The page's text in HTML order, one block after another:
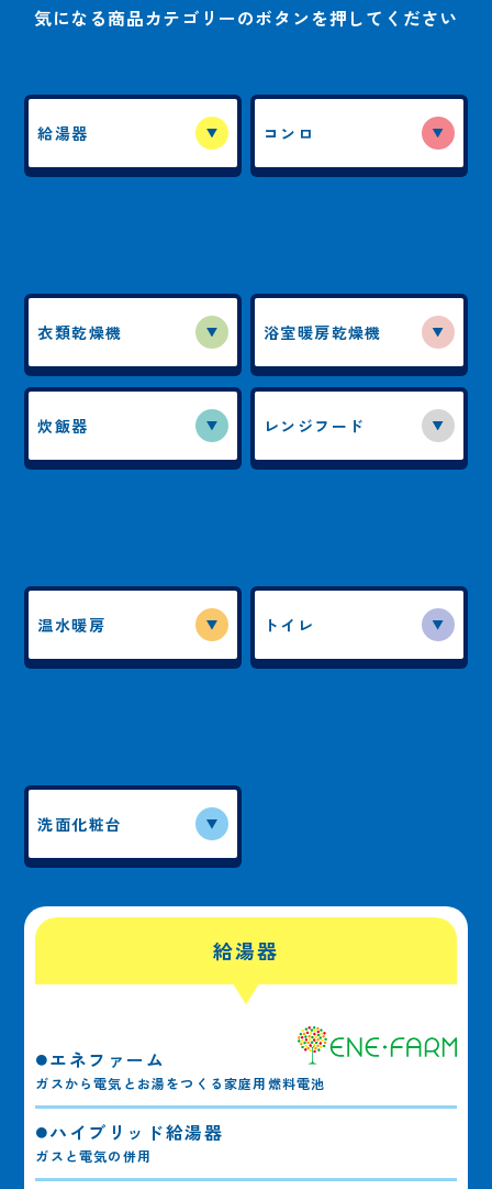
気になる商品カテゴリーのボタンを押してください
給湯器 コンロ
衣類乾燥機 浴室暖房乾燥機
炊飯器 レンジフード
温水暖房 トイレ
洗面化粧台
給湯器
エネファーム
ガスから電気とお湯をつくる家庭用燃料電池
ハイブリッド給湯器
ガスと電気の併用